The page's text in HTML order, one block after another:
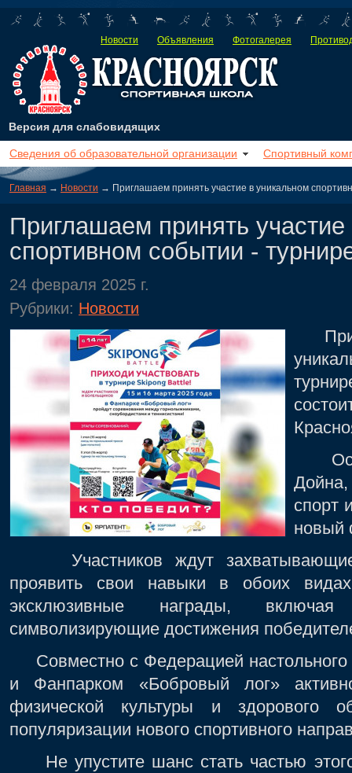
Новости Объявления Фотогалерея
Версия для слабовидящих
Сведения об образовательной организации Спортивный
Главная → Новости → Приглашаем принять участие в уникальном
Приглашаем принять
спортивном событии -
24 февраля 2025 г.
Рубрики: Новости
спорт
новый
Участников ждут захватывающие
проявить свои навыки в обоих
эксклюзивные награды, включая
символизирующие достижения
Совместно с Федерацией настольного
и Фанпарком «Бобровый лог»
физической культуры и здорового
популяризации нового спортивного
Не упустите шанс стать частью